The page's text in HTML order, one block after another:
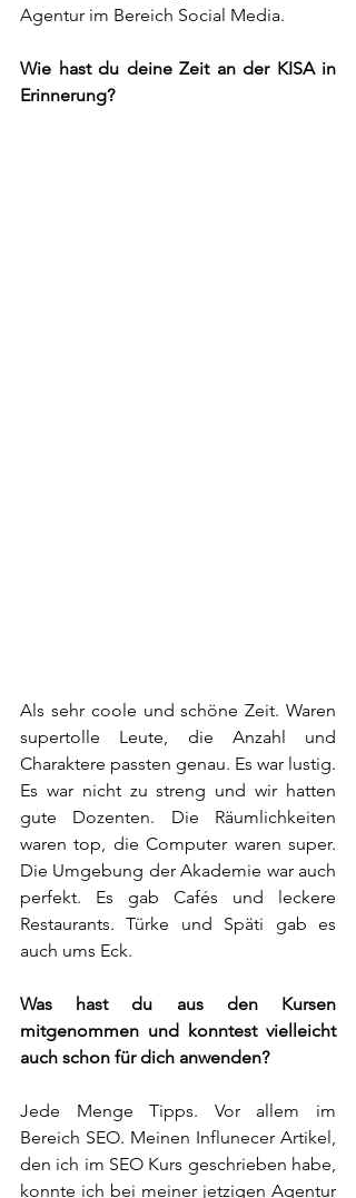
Agentur im Bereich Social Media.
Wie hast du deine Zeit an der KISA in
Erinnerung?
Als sehr coole und schöne Zeit. Waren
supertolle Leute, die Anzahl und
Charaktere passten genau. Es war lustig.
Es war nicht zu streng und wir hatten
gute Dozenten. Die Räumlichkeiten
waren top, die Computer waren super.
Die Umgebung der Akademie war auch
perfekt. Es gab Cafés und leckere
Restaurants. Türke und Späti gab es
auch ums Eck.
Was hast du aus den Kursen
mitgenommen und konntest vielleicht
auch schon für dich anwenden?
Jede Menge Tipps. Vor allem im
Bereich SEO. Meinen Influnecer Artikel,
den ich im SEO Kurs geschrieben habe,
konnte ich bei meiner jetzigen Agentur